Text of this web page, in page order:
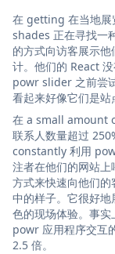
在 getting 在当地展
shades 正在寻找一
的方式向访客展示
计。他们的 React
powr slider 之前尝
看起来好像它们是站
在 a small amount
联系人数量超过
constantly 利用
注者在他们的网站
方式来快速向他们
中的样子。它很好
色的现场体验。事
powr 应用程序交互
2.5 倍。